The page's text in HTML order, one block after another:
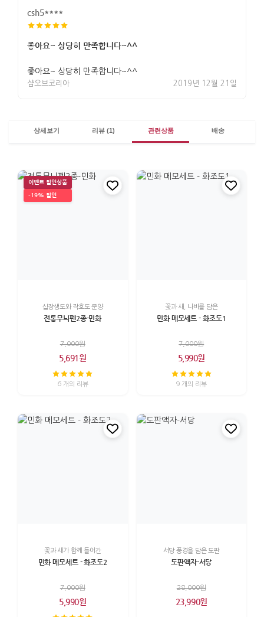
csh5****
좋아요~ 상당히 만족합니다~^^
좋아요~ 상당히 만족합니다~^^
샵오브코리아 2019년 12월 21일
상세보기 리뷰 (1) 관련상품 배송
이벤트 할인상품
-19% 할인
십장생도와 작호도 문양
전통무늬펜2종-민화
7,000원
5,691원
6 개의 리뷰
꽃과 새, 나비를 담은
민화 메모세트 - 화조도1
7,000원
5,990원
9 개의 리뷰
꽃과 새가 함께 들어간
민화 메모세트 - 화조도2
7,000원
5,990원
서당 풍경을 담은 도판
도판액자-서당
28,000원
23,990원